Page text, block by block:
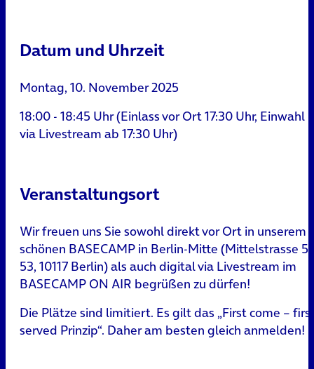
Datum und Uhrzeit
Montag, 10. November 2025
18:00 - 18:45 Uhr (Einlass vor Ort 17:30 Uhr, Einwahl
via Livestream ab 17:30 Uhr)
Veranstaltungsort
Wir freuen uns Sie sowohl direkt vor Ort in unserem
schönen BASECAMP in Berlin-Mitte (Mittelstrasse
53, 10117 Berlin) als auch digital via Livestream im
BASECAMP ON AIR begrüßen zu dürfen!
Die Plätze sind limitiert. Es gilt das „First come –
served Prinzip“. Daher am besten gleich anmelden!